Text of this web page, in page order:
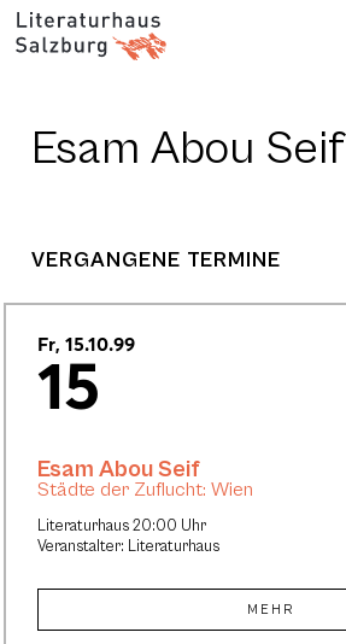
Esam Abou Seif
VERGANGENE TERMINE
Fr, 15.10.99
15
Literaturhaus 20:00 Uhr
Veranstalter: Literaturhaus
Esam Abou Seif
Städte der Zuflucht: Wien
MEHR